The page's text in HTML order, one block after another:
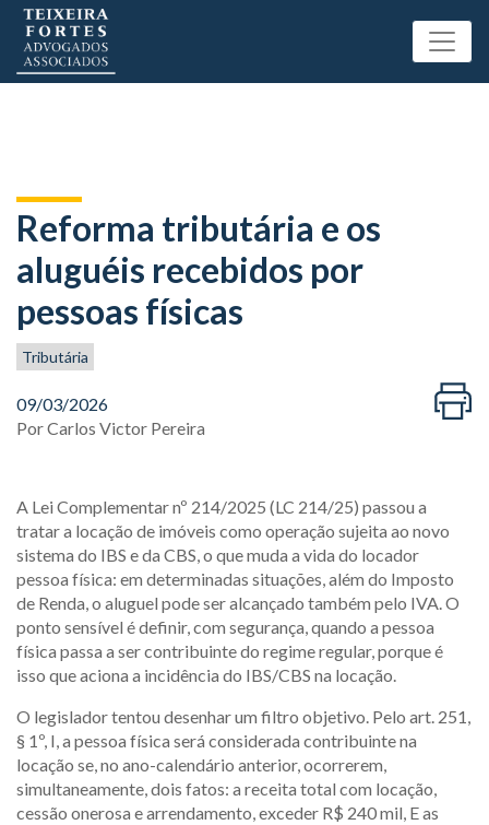
Reforma tributária e os
aluguéis recebidos por
pessoas físicas
Tributária
09/03/2026
PorCarlos Victor Pereira
A Lei Complementar nº 214/2025 (LC 214/25) passou a
tratar a locação de imóveis como operação sujeita ao novo
sistema do IBS e da CBS, o que muda a vida do locador
pessoa física: em determinadas situações, além do Imposto
de Renda, o aluguel pode ser alcançado também pelo IVA. O
ponto sensível é definir, com segurança, quando a pessoa
física passa a ser contribuinte do regime regular, porque é
isso que aciona a incidência do IBS/CBS na locação.
O legislador tentou desenhar um filtro objetivo. Pelo art. 251,
§ 1º, I, a pessoa física será considerada contribuinte na
locação se, no ano-calendário anterior, ocorrerem,
simultaneamente, dois fatos: a receita total com locação,
cessão onerosa e arrendamento, exceder R$ 240 mil, E as